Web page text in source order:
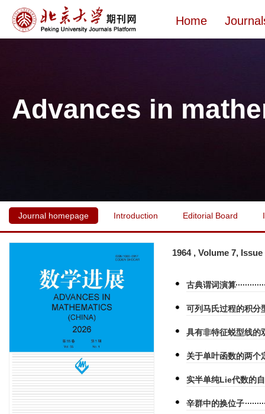
Home
Advances in
Journal homepage Introduction Editorial Board
1964 , Volume 7,
古典谓词演算
可列马氏过程的积分
具有非特征蜕型线的
关于单叶函数的两个
实半单纯Lie代数的
辛群中的换位子